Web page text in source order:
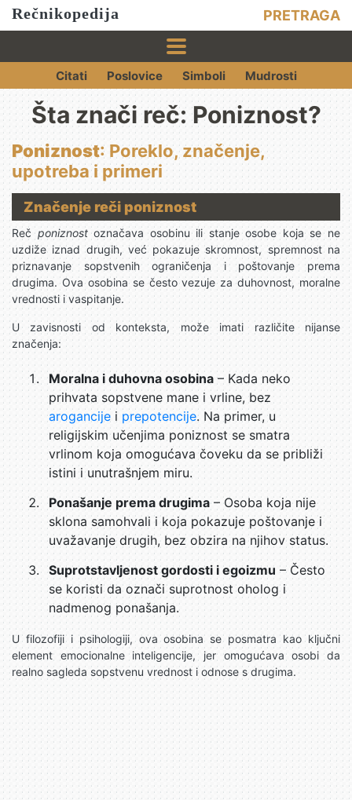
Rečnikopedija PRETRAGA
Citati Poslovice Simboli Mudrosti
Šta znači reč: Poniznost?
Poniznost: Poreklo, značenje,
upotreba i primeri
Značenje reči poniznost
Rečponiznostoznačava osobinu ili stanje osobe koja se ne
uzdiže iznad drugih, već pokazuje skromnost, spremnost na
priznavanje sopstvenih ograničenja i poštovanje prema
drugima. Ova osobina se često vezuje za duhovnost, moralne
vrednosti i vaspitanje.
U zavisnosti od konteksta, može imati različite nijanse
značenja:
Moralna i duhovna osobina – Kada neko
prihvata sopstvene mane i vrline, bez
arogancije i prepotencije. Na primer, u
religijskim učenjima poniznost se smatra
vrlinom koja omogućava čoveku da se približi
istini i unutrašnjem miru.
Ponašanje prema drugima– Osoba koja nije
sklona samohvali i koja pokazuje poštovanje i
uvažavanje drugih, bez obzira na njihov status.
Suprotstavljenost gordosti i egoizmu – Često
se koristi da označi suprotnost oholog i
nadmenog ponašanja.
U filozofiji i psihologiji, ova osobina se posmatra kao ključni
element emocionalne inteligencije, jer omogućava osobi da
realno sagleda sopstvenu vrednost i odnose s drugima.